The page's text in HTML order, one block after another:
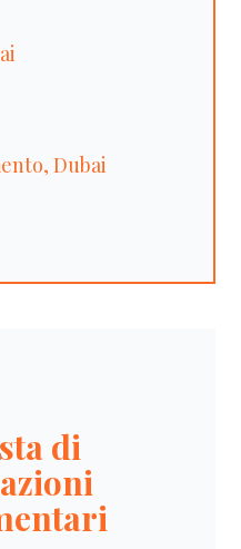
Dubai
di